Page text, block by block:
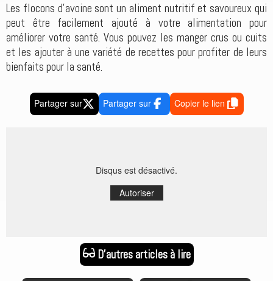
Les flocons d'avoine sont un aliment nutritif et savoureux qui
peut être facilement ajouté à votre alimentation pour
améliorer votre santé. Vous pouvez les manger crus ou cuits
et les ajouter à une variété de recettes pour profiter de leurs
bienfaits pour la santé.
Partager sur Partager sur Copier le lien
Disqus est désactivé.
Autoriser
D'autres articles à lire